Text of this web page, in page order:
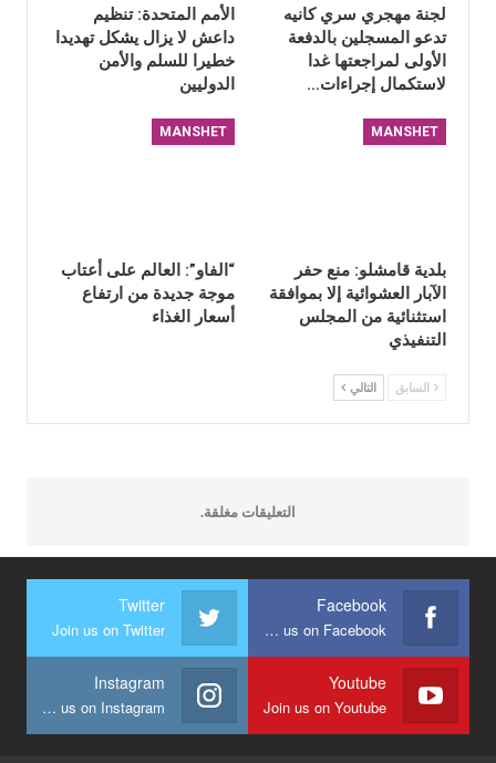
لجنة مهجري سري كانيه
تدعو المسجلين بالدفعة
الأولى لمراجعتها غدا
لاستكمال إجراءات…
الأمم المتحدة: تنظيم
داعش لا يزال يشكل تهديدا
خطيرا للسلم والأمن
الدوليين
MANSHET
بلدية قامشلو: منع حفر
الآبار العشوائية إلا بموافقة
استثنائية من المجلس
التنفيذي
MANSHET
“الفاو”: العالم على أعتاب
موجة جديدة من ارتفاع
أسعار الغذاء
السابق التالي
التعليقات مغلقة.
Facebook
Join us on Facebook
Twitter
Join us on Twitter
Youtube
Join us on Youtube
Instagram
Join us on Instagram